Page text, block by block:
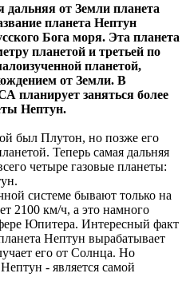
дальняя от Земли планета
планета Нептун
Бога моря. Эта планета
планетой и третьей по
планетой,
от Земли. В
планирует заняться более
Нептун.
был Плутон, но позже его
Теперь самая дальняя
четыре газовые планеты:
системе бывают только на
2100 км/ч, а это намного
Юпитера. Интересный факт
Нептун вырабатывает
его от Солнца. Но
- является самой